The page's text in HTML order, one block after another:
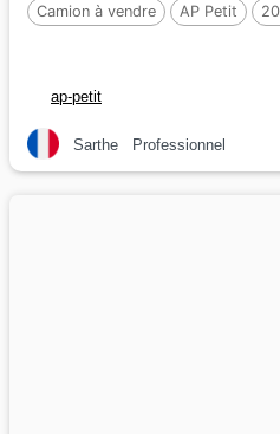
Camion à vendre AP Petit
ap-petit
Sarthe Professionnel